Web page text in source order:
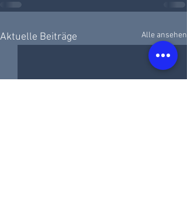
Aktuelle Beiträge Alle ansehen